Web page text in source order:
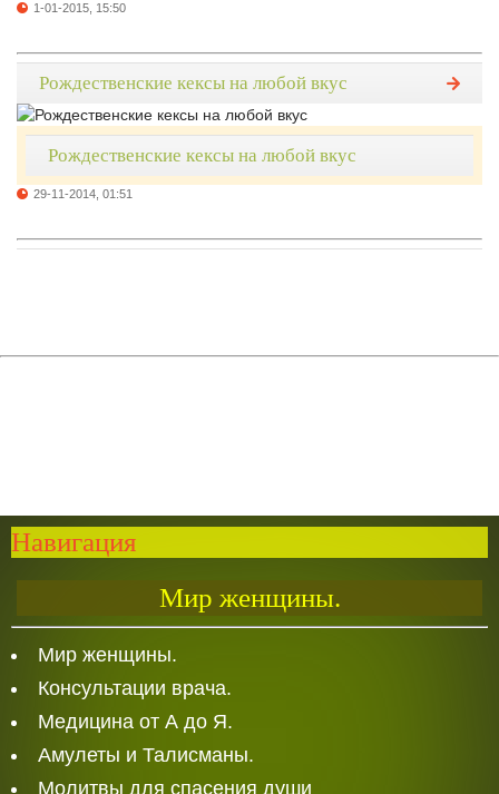
1-01-2015, 15:50
Рождественские кексы на любой вкус
Рождественские кексы на любой вкус
29-11-2014, 01:51
Навигация
Мир женщины.
Мир женщины.
Консультации врача.
Медицина от А до Я.
Амулеты и Талисманы.
Молитвы для спасения души